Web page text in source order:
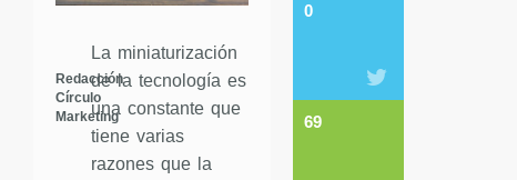
Redacción
Círculo
Marketing
La miniaturización
de la tecnología es
una constante que
tiene varias
razones que la
0
69